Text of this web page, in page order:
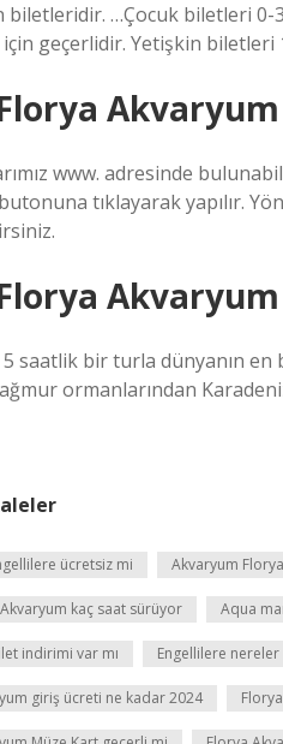
…Çocuk biletleri 0-
geçerlidir. Yetişkin biletleri
Akvaryum
www. adresinde
tıklayarak yapılır.
5 saatlik bir turla dünyanın
ormanlarından
ücretsiz mi Akvaryum
kaç saat sürüyor Aqua
indirimi var mı Engellilere
giriş ücreti ne kadar 2024